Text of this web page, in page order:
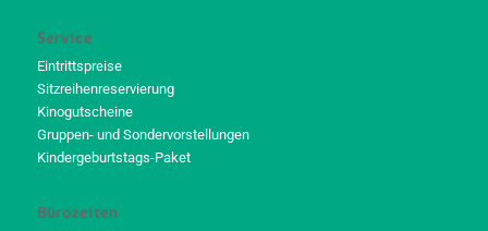
Service
Eintrittspreise
Sitzreihenreservierung
Kinogutscheine
Gruppen- und Sondervorstellungen
Kindergeburtstags-Paket
Bürozeiten